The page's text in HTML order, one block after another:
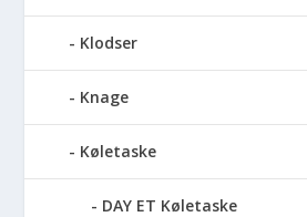
Klodser
Knage
Køletaske
DAY ET Køletaske